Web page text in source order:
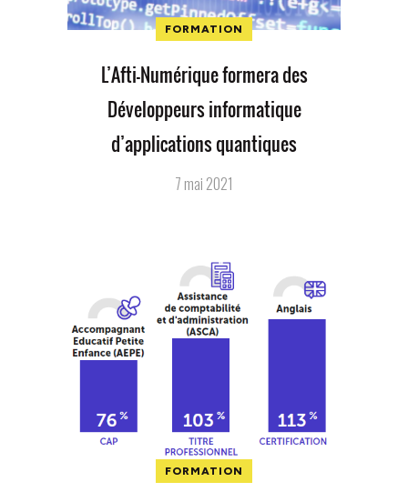
FORMATION
L’Afti-Numérique formera des
Développeurs informatique
d’applications quantiques
7 mai 2021
FORMATION